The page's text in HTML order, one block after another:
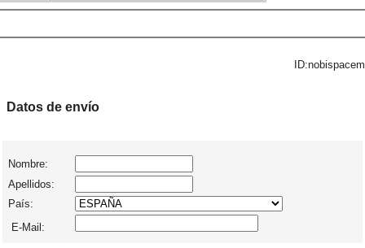
ID:nobispacem
Datos de envío
Nombre:
Apellidos:
País:
E-Mail: